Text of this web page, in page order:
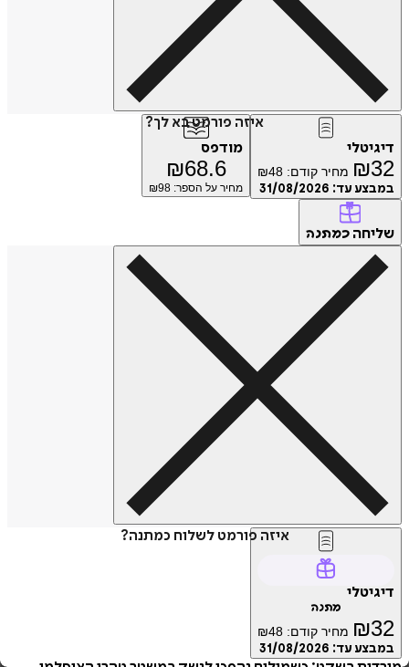
איזה פורמט בא לך?
₪ מחיר קודם: ₪48
עד:31/08/2026
מודפס
₪68.6
מחיר על הספר: ₪98
כמתנה
איזה פורמט לשלוח כמתנה?
₪ מחיר קודם: ₪48
עד:31/08/2026